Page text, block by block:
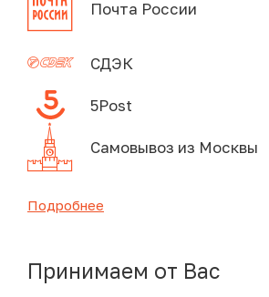
Почта России
СДЭК
5Post
Самовывоз из Москвы
Подробнее
Принимаем от Вас